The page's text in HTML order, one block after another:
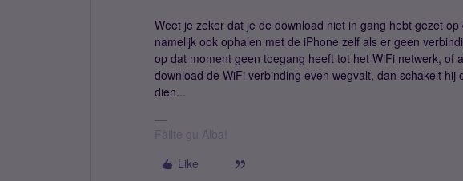
Weet je zeker dat je de download niet in gang hebt gezet
namelijk ook ophalen met de iPhone zelf als er geen
op dat moment geen toegang heeft tot het WiFi netwerk, of
download de WiFi verbinding even wegvalt, dan schakelt
dien...
Fàilte gu Alba!
Like